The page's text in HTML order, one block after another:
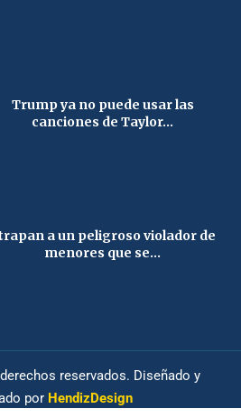
Trump ya no puede usar las
canciones de Taylor...
a un peligroso violador de
menores que se...
reservados. Diseñado y
por HendizDesign